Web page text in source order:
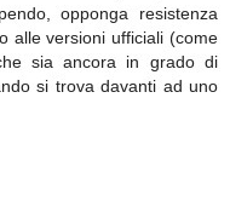
opponga resistenza
alle versioni ufficiali (come
sia ancora in grado di
si trova davanti ad uno